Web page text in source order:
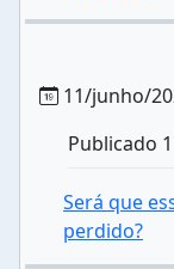
11/junho/
Publicado
Será que
perdido?